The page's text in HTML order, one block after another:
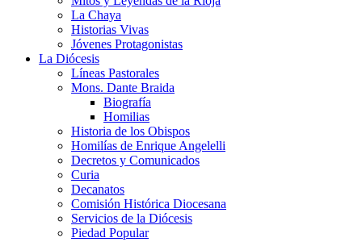
La Chaya
Historias Vivas
Jóvenes Protagonistas
La Diócesis
Líneas Pastorales
Mons. Dante Braida
Biografía
Homilias
Historia de los Obispos
Homilías de Enrique Angelelli
Decretos y Comunicados
Curia
Decanatos
Comisión Histórica Diocesana
Servicios de la Diócesis
Piedad Popular